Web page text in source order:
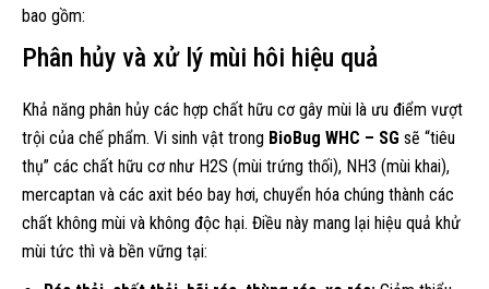
bao gồm:
Phân hủy và xử lý mùi hôi hiệu quả
Khả năng phân hủy các hợp chất hữu cơ gây mùi là ưu điểm vượt
trội của chế phẩm. Vi sinh vật trong BioBug WHC – SG sẽ “tiêu
thụ” các chất hữu cơ như H2S (mùi trứng thối), NH3 (mùi khai),
mercaptan và các axit béo bay hơi, chuyển hóa chúng thành các
chất không mùi và không độc hại. Điều này mang lại hiệu quả khử
mùi tức thì và bền vững tại: